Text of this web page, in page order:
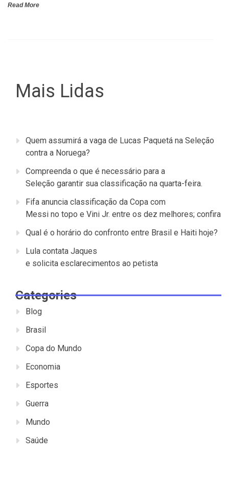
Read More
Mais Lidas
Quem assumirá a vaga de Lucas Paquetá na Seleção
contra a Noruega?
Compreenda o que é necessário para a
Seleção garantir sua classificação na quarta-feira.
Fifa anuncia classificação da Copa com
Messi no topo e Vini Jr. entre os dez melhores; confira
Qual é o horário do confronto entre Brasil e Haiti hoje?
Lula contata Jaques
e solicita esclarecimentos ao petista
Categories
Blog
Brasil
Copa do Mundo
Economia
Esportes
Guerra
Mundo
Saúde